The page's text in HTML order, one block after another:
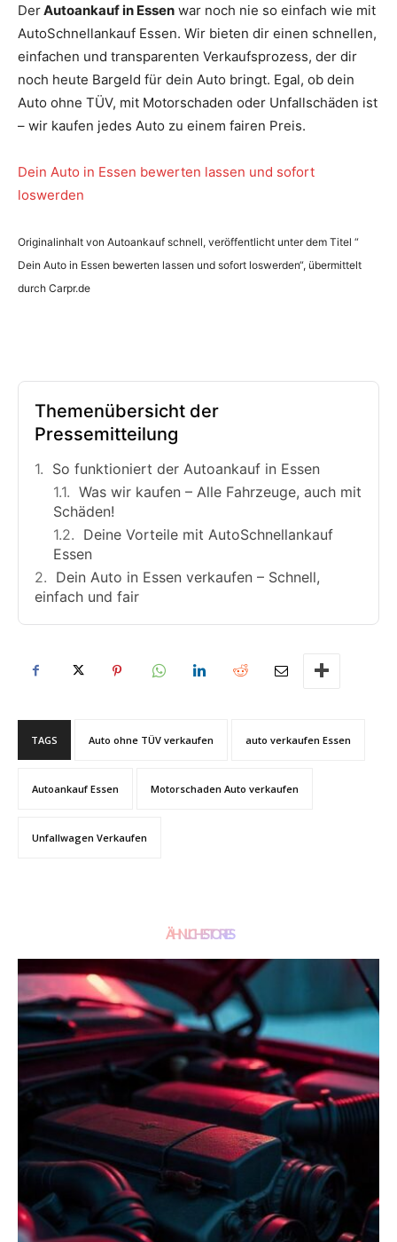
DerAutoankauf in Essen war noch nie so einfach wie mit
AutoSchnellankauf Essen. Wir bieten dir einen schnellen,
einfachen und transparenten Verkaufsprozess, der dir
noch heute Bargeld für dein Auto bringt. Egal, ob dein
Auto ohne TÜV, mit Motorschaden oder Unfallschäden ist
– wir kaufen jedes Auto zu einem fairen Preis.
Dein Auto in Essen bewerten lassen und sofort
loswerden
Originalinhalt von Autoankauf schnell, veröffentlicht unter dem Titel “
Dein Auto in Essen bewerten lassen und sofort loswerden“, übermittelt
durch Carpr.de
Themenübersicht der
Pressemitteilung
So funktioniert der Autoankauf in Essen
Was wir kaufen – Alle Fahrzeuge, auch mit
Schäden!
Deine Vorteile mit AutoSchnellankauf
Essen
Dein Auto in Essen verkaufen – Schnell,
einfach und fair
TAGS Auto ohne TÜV verkaufen auto verkaufen Essen
Autoankauf Essen Motorschaden Auto verkaufen
Unfallwagen Verkaufen
ÄHNLICHE STORIES